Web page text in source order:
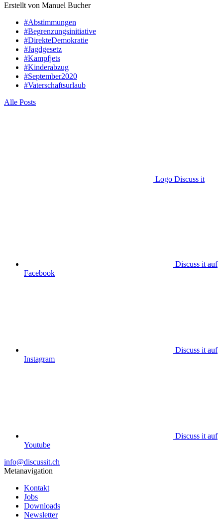
Erstellt von Manuel Bucher
#Abstimmungen
#Begrenzungsinitiative
#DirekteDemokratie
#Jagdgesetz
#Kampfjets
#Kinderabzug
#September2020
#Vaterschaftsurlaub
Alle Posts
Logo Discuss it
Discuss it auf
Facebook
Discuss it auf
Instagram
Discuss it auf
Youtube
info@discussit.ch
Metanavigation
Kontakt
Jobs
Downloads
Newsletter